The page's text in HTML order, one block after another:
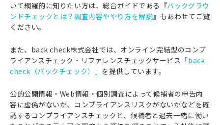
いて網羅的に知りたい方は、総合ガイドである『バックグラウ
ンドチェックとは？調査内容ややり方を解説』もあわせてご覧
ください。
また、back check株式会社では、オンライン完結型のコンプ
ライアンスチェック・リファレンスチェックサービス 「back
check（バックチェック）」 を提供しています。
公的公開情報・Web情報・個別調査によって候補者の申告内
容に虚偽がないか、コンプライアンスリスクがないかなどを確
認するコンプライアンスチェックと、候補者と過去一緒に働い